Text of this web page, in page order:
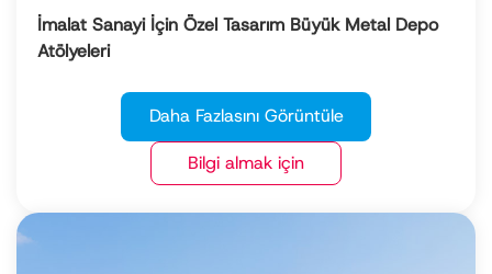
İmalat Sanayi İçin Özel Tasarım Büyük Metal Depo
Atölyeleri
Daha Fazlasını Görüntüle
Bilgi almak için